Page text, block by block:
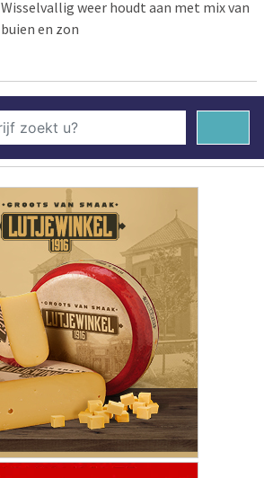
Wisselvallig weer houdt aan met mix van
buien en zon